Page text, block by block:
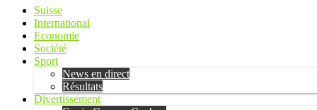
Suisse
International
Economie
Société
Sport
News en direct
Résultats
Divertissement